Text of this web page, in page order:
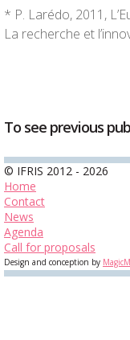
* P. Larédo, 2011,
La recherche et
To see previous
© IFRIS 2012 - 2026
Home
Contact
News
Agenda
Call for proposals
Design and conception by